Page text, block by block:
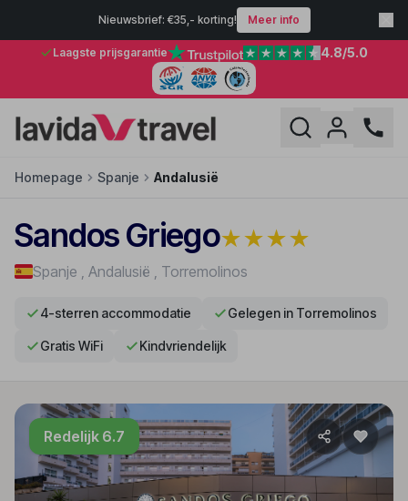
Nieuwsbrief: €35,- korting! Meer info
Laagste prijsgarantie 4.8/5.0
Homepage Spanje Andalusië
Sandos Griego★★★★
Spanje , Andalusië , Torremolinos
4-sterren accommodatie Gelegen in Torremolinos
Gratis WiFi Kindvriendelijk
Redelijk 6.7